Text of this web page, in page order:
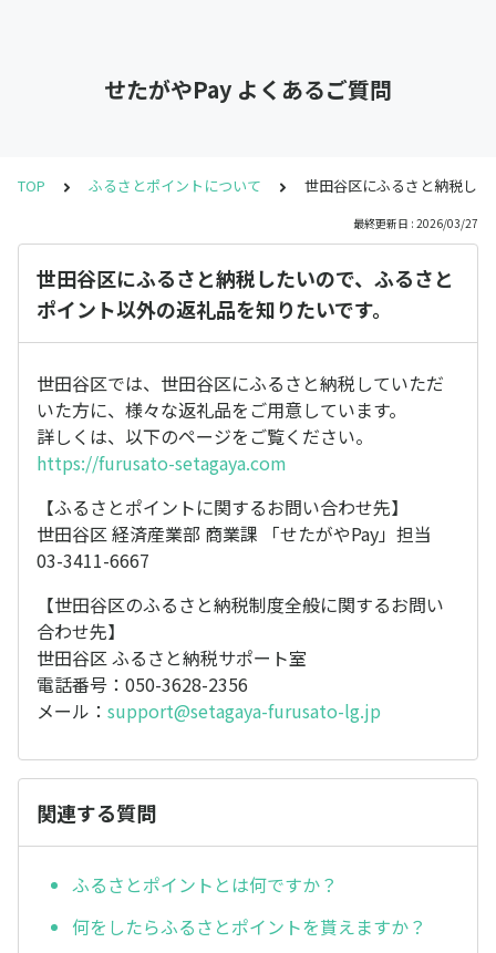
せたがやPay よくあるご質問
TOP ふるさとポイントについて 世田谷区にふるさと納税し
最終更新日 : 2026/03/27
世田谷区にふるさと納税したいので、ふるさと
ポイント以外の返礼品を知りたいです。
世田谷区では、世田谷区にふるさと納税していただ
いた方に、様々な返礼品をご用意しています。
詳しくは、以下のページをご覧ください。
https://furusato-setagaya.com
【ふるさとポイントに関するお問い合わせ先】
世田谷区 経済産業部 商業課 「せたがやPay」担当
03-3411-6667
【世田谷区のふるさと納税制度全般に関するお問い
合わせ先】
世田谷区 ふるさと納税サポート室
電話番号：050-3628-2356
メール： support@setagaya-furusato-lg.jp
関連する質問
ふるさとポイントとは何ですか？
何をしたらふるさとポイントを貰えますか？